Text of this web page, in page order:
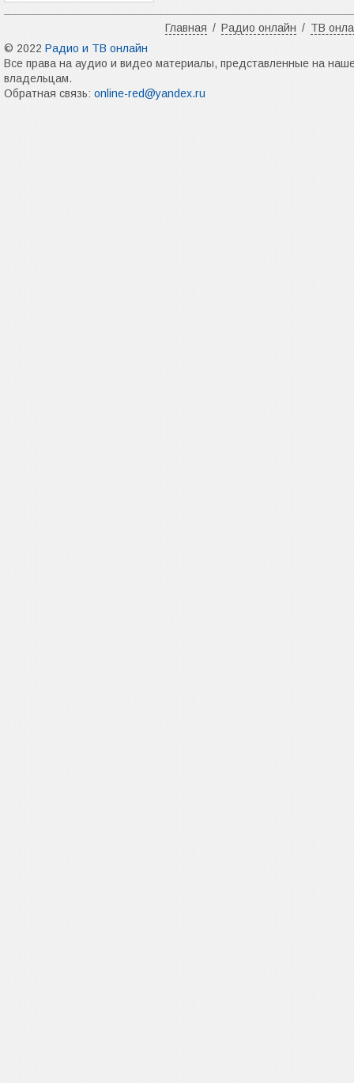
Главная / Радио онлайн / ТВ
© 2022 Радио и ТВ онлайн
Все права на аудио и видео материалы, представленные на
владельцам.
Обратная связь: online-red@yandex.ru